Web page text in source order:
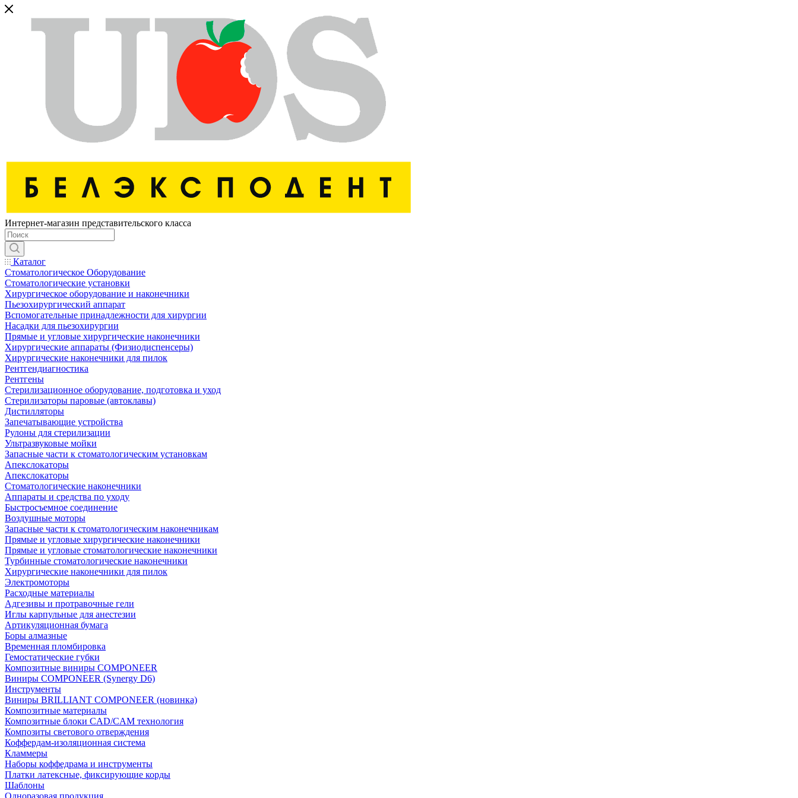
Интернет-магазин представительского класса
Каталог
Стоматологическое Оборудование
Стоматологические установки
Хирургическое оборудование и наконечники
Пьезохирургический аппарат
Вспомогательные принадлежности для хирургии
Насадки для пьезохирургии
Прямые и угловые хирургические наконечники
Хирургические аппараты (Физиодиспенсеры)
Хирургические наконечники для пилок
Рентгендиагностика
Рентгены
Стерилизационное оборудование, подготовка и уход
Стерилизаторы паровые (автоклавы)
Дистилляторы
Запечатывающие устройства
Рулоны для стерилизации
Ультразвуковые мойки
Запасные части к стоматологическим установкам
Апекслокаторы
Апекслокаторы
Стоматологические наконечники
Аппараты и средства по уходу
Быстросъемное соединение
Воздушные моторы
Запасные части к стоматологическим наконечникам
Прямые и угловые хирургические наконечники
Прямые и угловые стоматологические наконечники
Турбинные стоматологические наконечники
Хирургические наконечники для пилок
Электромоторы
Расходные материалы
Адгезивы и протравочные гели
Иглы карпульные для анестезии
Артикуляционная бумага
Боры алмазные
Временная пломбировка
Гемостатические губки
Композитные виниры COMPONEER
Виниры COMPONEER (Synergy D6)
Инструменты
Виниры BRILLIANT COMPONEER (новинка)
Композитные материалы
Композитные блоки CAD/СAM технология
Композиты светового отверждения
Коффердам-изоляционная система
Кламмеры
Наборы коффедрама и инструменты
Платки латексные, фиксирующие корды
Шаблоны
Одноразовая продукция